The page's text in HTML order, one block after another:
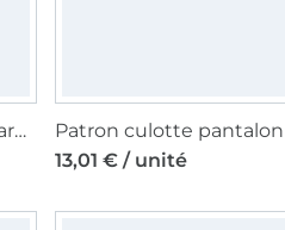
Fadenkäfer pantalon sarouel enfant, patron de couture, en allemand
13,01 € / unité